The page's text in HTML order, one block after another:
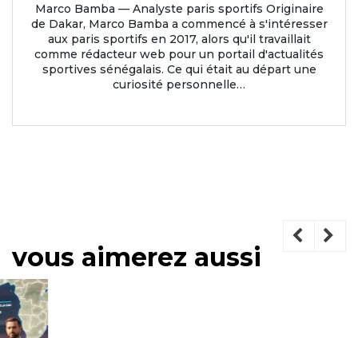
Marco Bamba — Analyste paris sportifs Originaire
de Dakar, Marco Bamba a commencé à s'intéresser
aux paris sportifs en 2017, alors qu'il travaillait
comme rédacteur web pour un portail d'actualités
sportives sénégalais. Ce qui était au départ une
curiosité personnelle…
vous aimerez aussi